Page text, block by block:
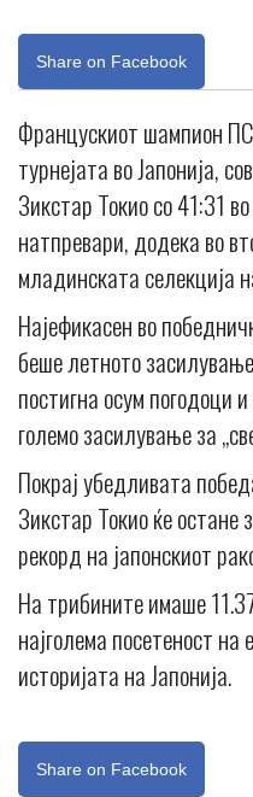
Share on Facebook
Францускиот шампион
турнејата во Јапонија,
Зикстар Токио со 41:31
натпревари, додека во
младинската селекција
Најефикасен во
беше летното
постигна осум погодоци
големо засилување за
Покрај убедливата
Зикстар Токио ќе остане
рекорд на јапонскиот
На трибините имаше
најголема посетеност
историјата на Јапонија.
Share on Facebook